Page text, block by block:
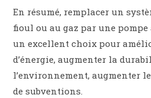
En résumé, remplacer un
fioul ou au gaz par une
un excellent choix pour
d’énergie, augmenter la
l’environnement, augmenter
de subventions.